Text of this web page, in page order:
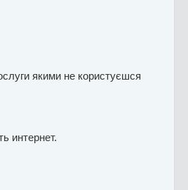
якими не користуєшся
интернет.